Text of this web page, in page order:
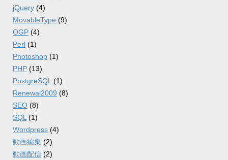
jQuery (4)
MovableType (9)
OGP (4)
Perl (1)
Photoshop (1)
PHP (13)
PostgreSQL (1)
Renewal2009 (8)
SEO (8)
SQL (1)
Wordpress (4)
動画編集 (2)
動画配信 (2)